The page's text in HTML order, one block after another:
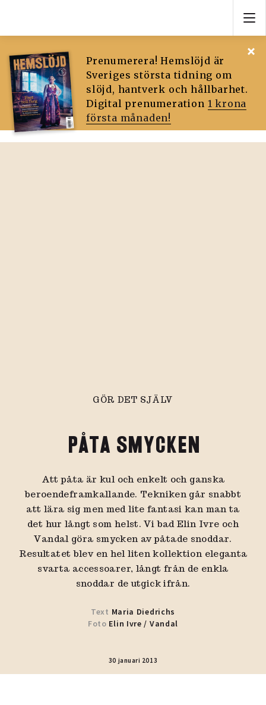
Prenumerera! Hemslöjd är
Sveriges största tidning om
slöjd, hantverk och hållbarhet.
Digital prenumeration 1 krona
första månaden!
GÖR DET SJÄLV
PÅTA SMYCKEN
Att påta är kul och enkelt och ganska
beroendeframkallande. Tekniken går snabbt
att lära sig men med lite fantasi kan man ta
det hur långt som helst. Vi bad Elin Ivre och
Vandal göra smycken av påtade snoddar.
Resultatet blev en hel liten kollektion eleganta
svarta accessoarer, långt från de enkla
snoddar de utgick ifrån.
Text Maria Diedrichs
Foto Elin Ivre/ Vandal
30 januari 2013